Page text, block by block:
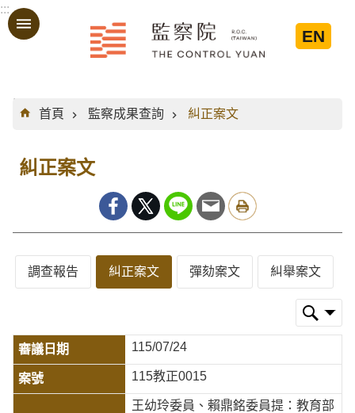
跳到主要內容區塊
:::
EN
:::
首頁
監察成果查詢 糾正案文
糾正案文
調查報告 糾正案文 彈劾案文 糾舉案文
115/07/24
115教正0015
王幼玲委員、賴鼎銘委員提：教育部